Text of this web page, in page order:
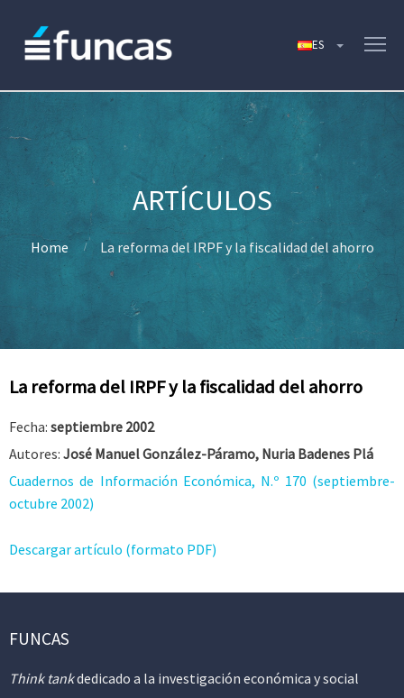
Home La reforma del IRPF y la fiscalidad del ahorro
La reforma del IRPF y la fiscalidad del ahorro
Fecha: septiembre 2002
Autores: José Manuel González-Páramo, Nuria Badenes Plá
Cuadernos de Información Económica, N.º 170 (septiembre-
octubre 2002)
Descargar artículo (formato PDF)
FUNCAS
Think tankdedicado a la investigación económica y social